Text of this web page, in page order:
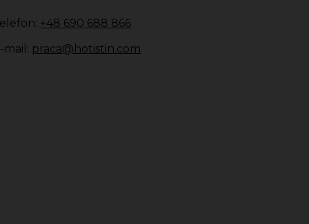
+48 690 688 866
mail: praca@hotistin.com